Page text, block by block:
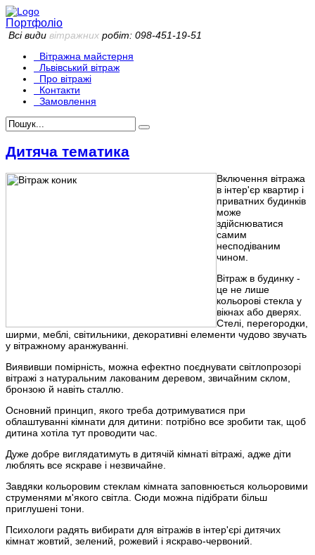
Портфоліо
Всі види вітражних робіт: 098-451-19-51
Вітражна майстерня
Львівський вітраж
Про вітражі
Контакти
Замовлення
Дитяча тематика
Включення вітража
в інтер'єр квартир і
приватних будинків
може
здійснюватися
самим
несподіваним
чином.
Вітраж в будинку -
це не лише
кольорові стекла у
вікнах або дверях.
Стелі, перегородки,
ширми, меблі, світильники, декоративні елементи чудово звучать
у вітражному аранжуванні.
Виявивши помірність, можна ефектно поєднувати світлопрозорі
вітражі з натуральним лакованим деревом, звичайним склом,
бронзою й навіть сталлю.
Основний принцип, якого треба дотримуватися при
облаштуванні кімнати для дитини: потрібно все зробити так, щоб
дитина хотіла тут проводити час.
Дуже добре виглядатимуть в дитячій кімнаті вітражі, адже діти
люблять все яскраве і незвичайне.
Завдяки кольоровим стеклам кімната заповнюється кольоровими
струменями м'якого світла. Сюди можна підібрати більш
приглушені тони.
Психологи радять вибирати для вітражів в інтер'єрі дитячих
кімнат жовтий, зелений, рожевий і яскраво-червоний.